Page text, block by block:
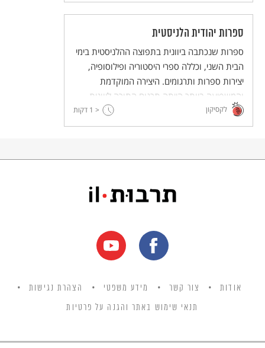
ספרות יהודית הלניסטית
ספרות שנכתבה ביוונית בתפוצה ההלניסטית בימי
הבית השני, וכללה ספרי היסטוריה ופילוסופיה,
יצירות ספרות ותרגומים. היצירה המוקדמת
והמשפיעה ביותר הייתה תרגום התורה ליוונית –
תרגום השבעים.
לקסיקון < 1 דקות
אודות צור קשר מידע משפטי הצהרת נגישות
תנאי שימוש באתר והגנה על פרטיות